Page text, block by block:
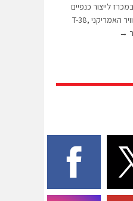
לייצור כנפיים
למטוס האימון של חיל האוויר האמריקני ,T-38
→